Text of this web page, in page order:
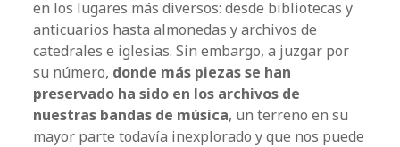
en los lugares más diversos: desde bibliotecas y
anticuarios hasta almonedas y archivos de
catedrales e iglesias. Sin embargo, a juzgar por
su número, donde más piezas se han
preservado ha sido en los archivos de
nuestras bandas de música, un terreno en su
mayor parte todavía inexplorado y que nos puede